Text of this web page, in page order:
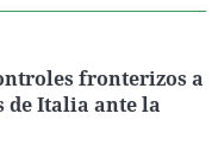
fronterizos a
de Italia ante la